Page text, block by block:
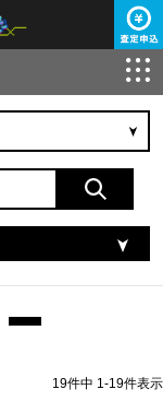
19件中 1-19件表示